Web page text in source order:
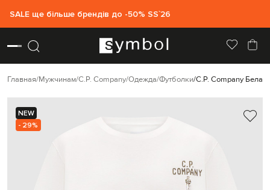
SALE ще більше брендів до -50% SS`26
Главная Мужчинам C.P. Company Одежда Футболки C.P. Company
NEW
- 29%